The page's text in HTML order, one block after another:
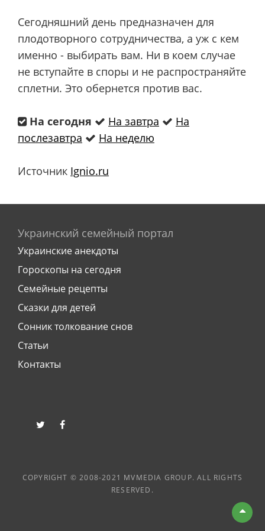
Сегодняшний день предназначен для
плодотворного сотрудничества, а уж с кем
именно - выбирать вам. Ни в коем случае
не вступайте в споры и не распространяйте
сплетни. Это обернется против вас.
На сегодня На завтра
На
послезавтра
На неделю
Источник Ignio.ru
Украинский семейный портал
Украинские анекдоты
Гороскопы на сегодня
Семейные рецепты
Сказки для детей
Сонник толкование снов
Статьи
Контакты
twitter
COPYRIGHT © 2008-2021 MVMEDIA GROUP. ALL RIGHTS
RESERVED.